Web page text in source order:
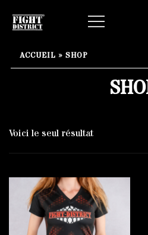
ACCUEIL » SHOP
Voici le seul résultat